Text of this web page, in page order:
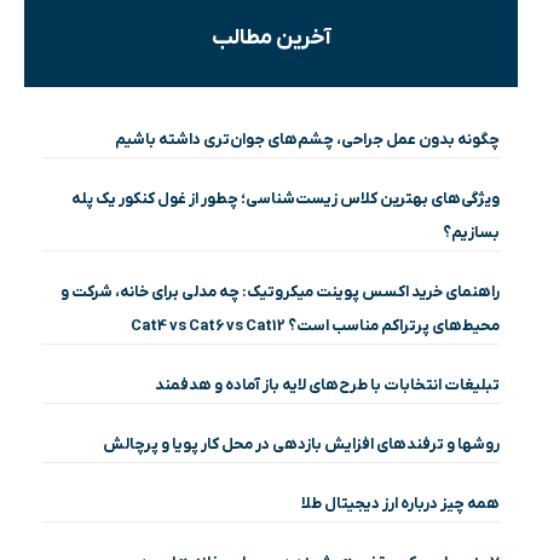
آخرین مطالب
چگونه بدون عمل جراحی، چشم‌های جوان‌تری داشته باشیم
ویژگی‌های بهترین کلاس زیست‌شناسی؛ چطور از غول کنکور یک پله
بسازیم؟
راهنمای خرید اکسس پوینت میکروتیک: چه مدلی برای خانه، شرکت و
محیط‌های پرتراکم مناسب است؟ Cat4 vs Cat6 vs Cat12
تبلیغات انتخابات با طرح‌های لایه باز آماده و هدفمند
روشها و ترفندهای افزایش بازدهی در محل کار پویا و پرچالش
همه چیز درباره ارز دیجیتال طلا